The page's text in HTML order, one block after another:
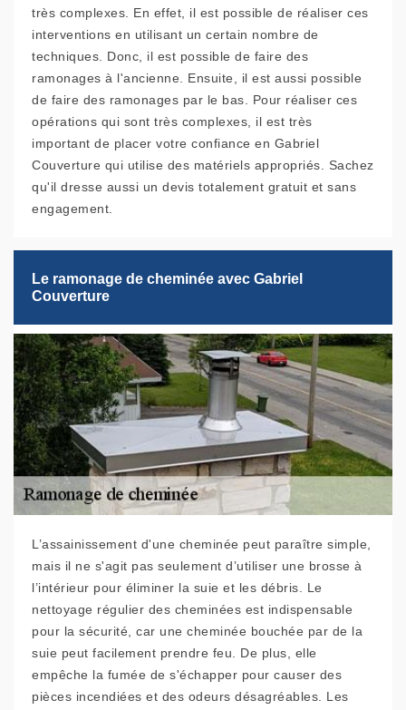
très complexes. En effet, il est possible de réaliser ces
interventions en utilisant un certain nombre de
techniques. Donc, il est possible de faire des
ramonages à l'ancienne. Ensuite, il est aussi possible
de faire des ramonages par le bas. Pour réaliser ces
opérations qui sont très complexes, il est très
important de placer votre confiance en Gabriel
Couverture qui utilise des matériels appropriés. Sachez
qu'il dresse aussi un devis totalement gratuit et sans
engagement.
Le ramonage de cheminée avec Gabriel
Couverture
L’assainissement d'une cheminée peut paraître simple,
mais il ne s'agit pas seulement d’utiliser une brosse à
l’intérieur pour éliminer la suie et les débris. Le
nettoyage régulier des cheminées est indispensable
pour la sécurité, car une cheminée bouchée par de la
suie peut facilement prendre feu. De plus, elle
empêche la fumée de s'échapper pour causer des
pièces incendiées et des odeurs désagréables. Les